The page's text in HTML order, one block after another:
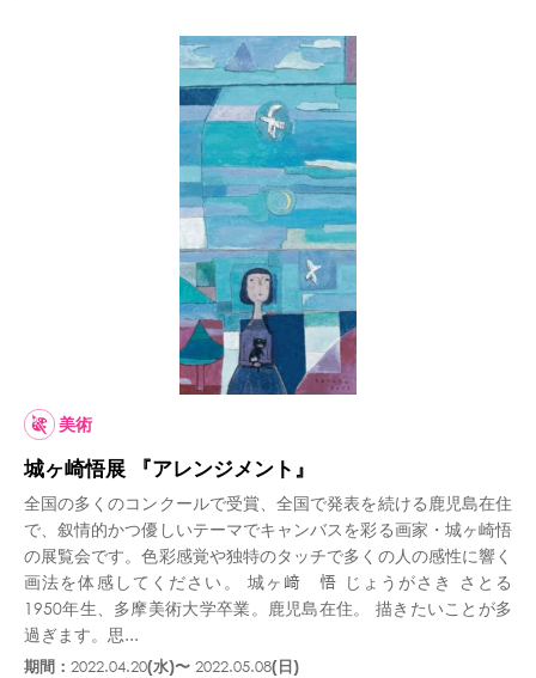
美術
城ヶ崎悟展 『アレンジメント』
全国の多くのコンクールで受賞、全国で発表を続ける鹿児島在住
で、叙情的かつ優しいテーマでキャンバスを彩る画家・城ヶ崎悟
の展覧会です。色彩感覚や独特のタッチで多くの人の感性に響く
画法を体感してください。 城ヶ﨑 悟 じょうがさき さとる
1950年生、多摩美術大学卒業。鹿児島在住。 描きたいことが多
過ぎます。思...
期間： 2022.04.20(水)〜 2022.05.08(日)